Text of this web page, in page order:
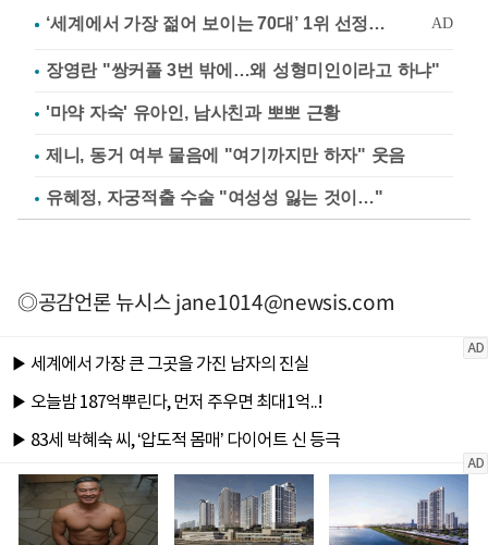
장영란 "쌍커풀 3번 밖에…왜 성형미인이라고 하냐"
'마약 자숙' 유아인, 남사친과 뽀뽀 근황
제니, 동거 여부 물음에 "여기까지만 하자" 웃음
유혜정, 자궁적출 수술 "여성성 잃는 것이…"
◎공감언론 뉴시스jane1014@newsis.com